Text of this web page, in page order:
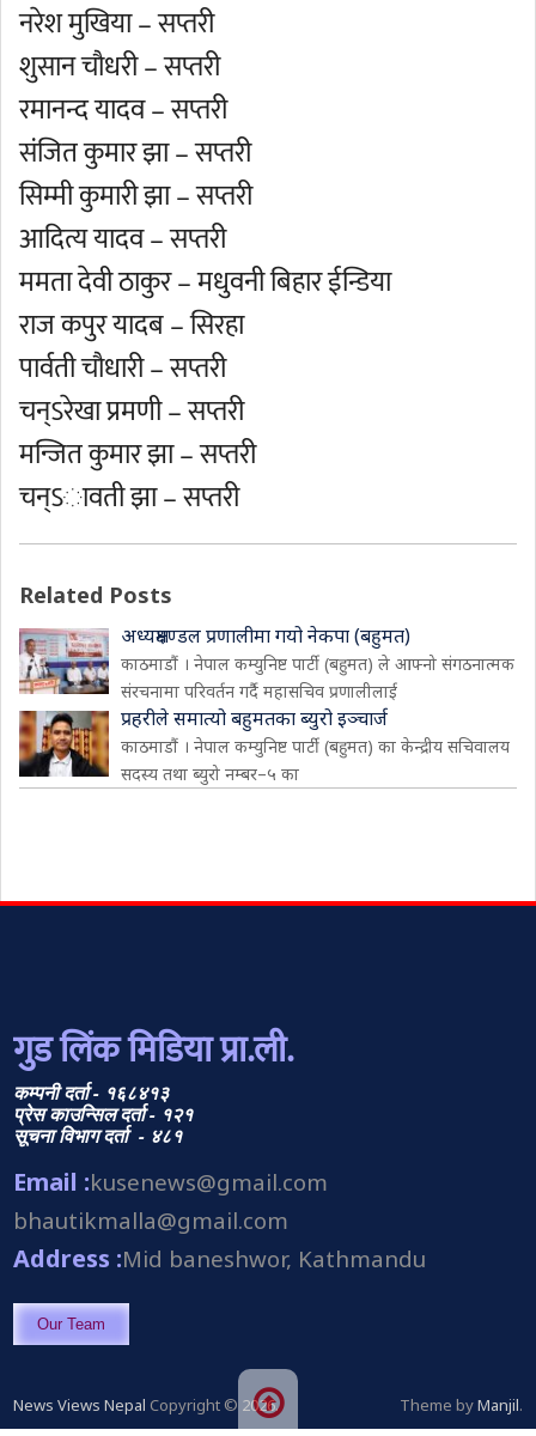
नरेश मुखिया – सप्तरी
शुसान चौधरी – सप्तरी
रमानन्द यादव – सप्तरी
संजित कुमार झा – सप्तरी
सिम्मी कुमारी झा – सप्तरी
आदित्य यादव – सप्तरी
ममता देवी ठाकुर – मधुवनी बिहार ईन्डिया
राज कपुर यादब – सिरहा
पार्वती चौधारी – सप्तरी
चन्ऽरेखा प्रमणी – सप्तरी
मन्जित कुमार झा – सप्तरी
चन्ऽावती झा – सप्तरी
Related Posts
अध्यक्षमण्डल प्रणालीमा गयो नेकपा (बहुमत)
काठमाडौं । नेपाल कम्युनिष्ट पार्टी (बहुमत) ले आफ्नो संगठनात्मक
संरचनामा परिवर्तन गर्दै महासचिव प्रणालीलाई
प्रहरीले समात्यो बहुमतका ब्युरो इञ्चार्ज
काठमाडौं । नेपाल कम्युनिष्ट पार्टी (बहुमत) का केन्द्रीय सचिवालय
सदस्य तथा ब्युरो नम्बर–५ का
गुड लिंक मिडिया प्रा.ली.
कम्पनी दर्ता - १६८४१३
प्रेस काउन्सिल दर्ता - १२१
सूचना विभाग दर्ता - ४८१
Email :kusenews@gmail.com
bhautikmalla@gmail.com
Address :Mid baneshwor, Kathmandu
Our Team
News Views Nepal Copyright © 2026. Theme byManjil.